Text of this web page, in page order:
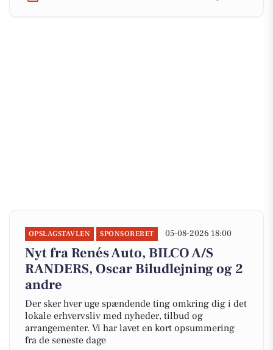
OPSLAGSTAVLEN SPONSORERET 05-08-2026 18:00
Nyt fra Renés Auto, BILCO A/S
RANDERS, Oscar Biludlejning og 2
andre
Der sker hver uge spændende ting omkring dig i det
lokale erhvervsliv med nyheder, tilbud og
arrangementer. Vi har lavet en kort opsummering
fra de seneste dage